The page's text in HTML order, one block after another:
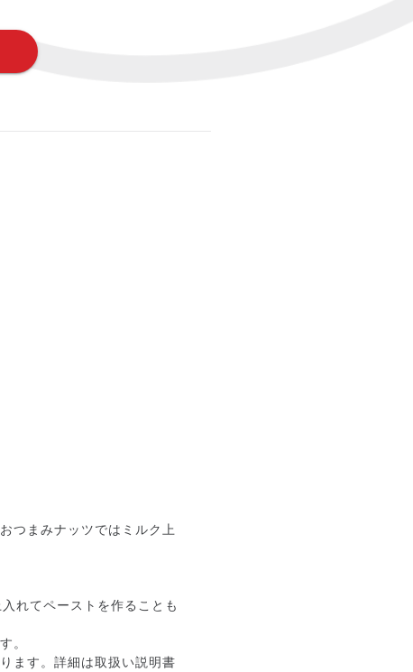
つまみナッツではミルク上
れてペーストを作ることも
。
ます。詳細は取扱い説明書